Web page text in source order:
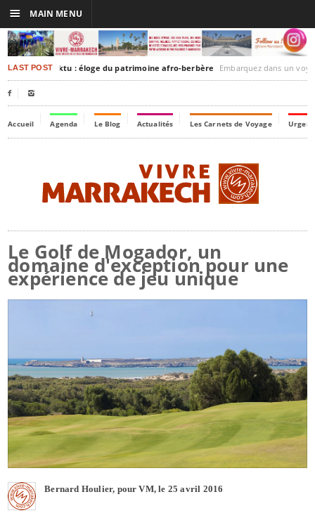
LAST POSTTimbuktu : éloge du patrimoine afro-berbère Embarquez dans un voyage culturel dans le
 
Accueil Agenda Le Blog Actualités Les Carnets de Voyage
Le Golf de Mogador, un
domaine d'exception pour une
expérience de jeu unique
Bernard Houlier, pour VM, le 25 avril 2016
☰ MAIN MENU